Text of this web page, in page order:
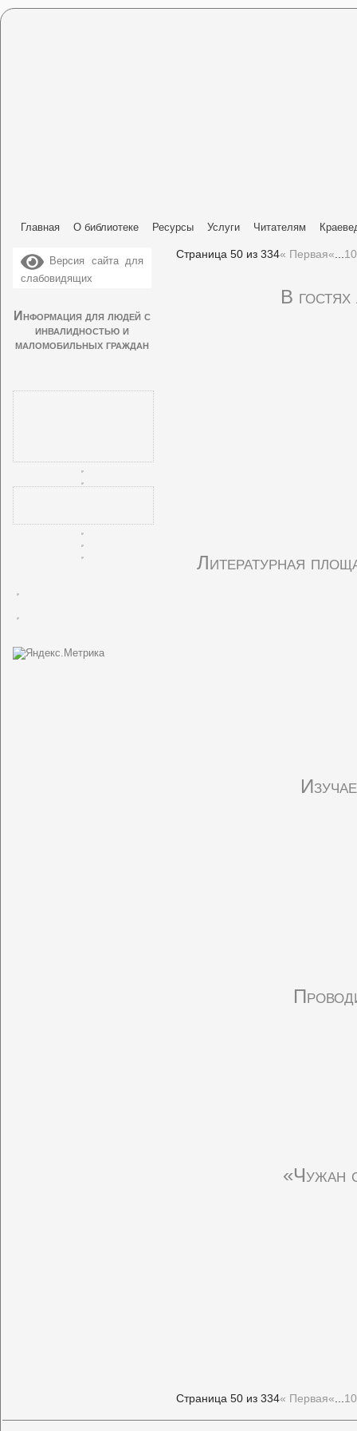
Главная О библиотеке Ресурсы Услуги Читателям
Версия сайта для
слабовидящих
Информация для людей с
инвалидностью и
маломобильных граждан
Страница 50 из 334« Первая« 10
В
Литературная
«Чужан
Страница 50 из 334« Первая« 10